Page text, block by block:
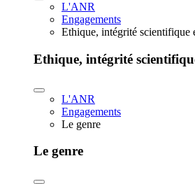
L'ANR
Engagements
Ethique, intégrité scientifique
Ethique, intégrité
L'ANR
Engagements
Le genre
Le genre